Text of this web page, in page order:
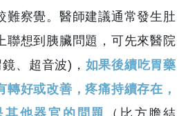
難察覺。醫師建議通常發生肚
聯想到胰臟問題，可先來醫院
、超音波)， 如果後續吃胃藥
轉好或改善，疼痛持續存在，
他器官的問題
（比方膽結